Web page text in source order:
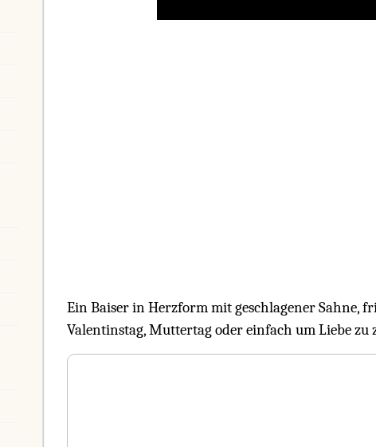
Ein Baiser in Herzform mit geschlagener Sahne,
Valentinstag, Muttertag oder einfach um Liebe